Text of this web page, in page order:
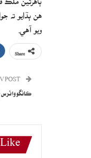
هن ٻڌايو ته
ويو آهي.
ڪانگو وائرس